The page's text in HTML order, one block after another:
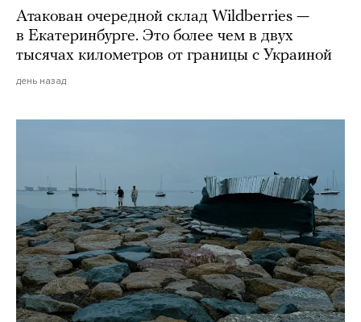
Атакован очередной склад Wildberries —
в Екатеринбурге. Это более чем в двух
тысячах километров от границы с Украиной
день назад